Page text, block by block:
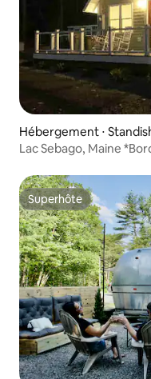
Hébergement ⋅
Lac Sebago, Maine
Superhôte
Superhôte